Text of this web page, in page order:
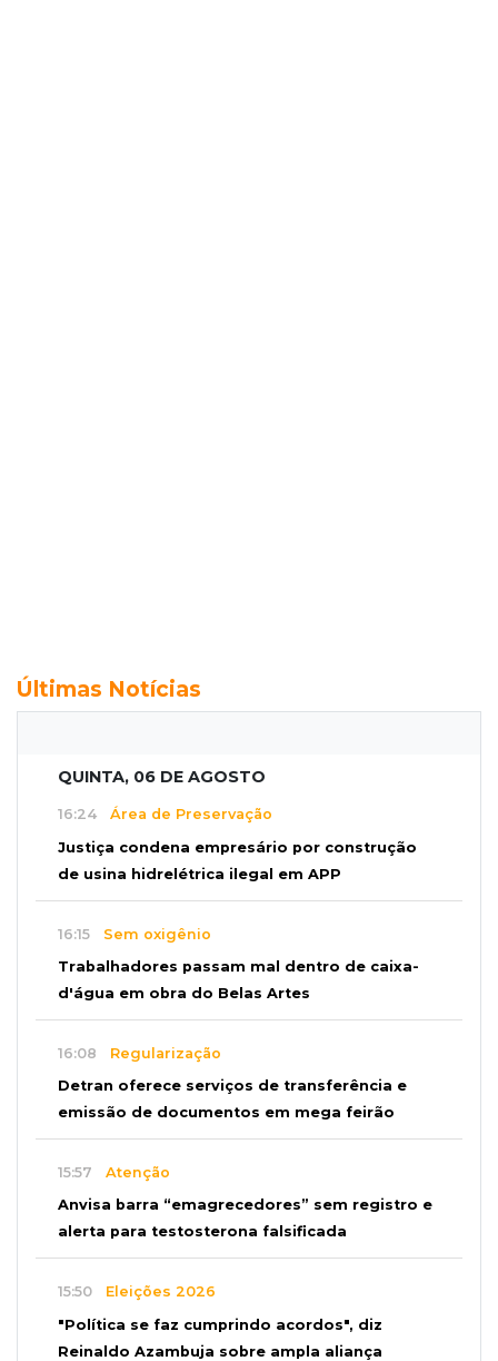
Últimas Notícias
QUINTA, 06 DE AGOSTO
16:24 Área de Preservação
Justiça condena empresário por construção
de usina hidrelétrica ilegal em APP
16:15 Sem oxigênio
Trabalhadores passam mal dentro de caixa-
d'água em obra do Belas Artes
16:08 Regularização
Detran oferece serviços de transferência e
emissão de documentos em mega feirão
15:57 Atenção
Anvisa barra “emagrecedores” sem registro e
alerta para testosterona falsificada
15:50 Eleições 2026
"Política se faz cumprindo acordos", diz
Reinaldo Azambuja sobre ampla aliança